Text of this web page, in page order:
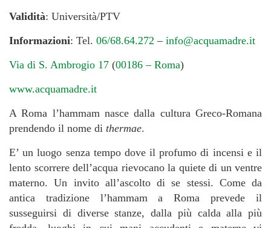
Validità: Università/PTV
Informazioni: Tel. 06/68.64.272 – info@acquamadre.it
Via di S. Ambrogio 17 (00186 – Roma)
www.acquamadre.it
A Roma l’hammam nasce dalla cultura Greco-Romana
prendendo il nome di thermae.
E’ un luogo senza tempo dove il profumo di incensi e il
lento scorrere dell’acqua rievocano la quiete di un ventre
materno. Un invito all’ascolto di se stessi. Come da
antica tradizione l’hammam a Roma prevede il
susseguirsi di diverse stanze, dalla più calda alla più